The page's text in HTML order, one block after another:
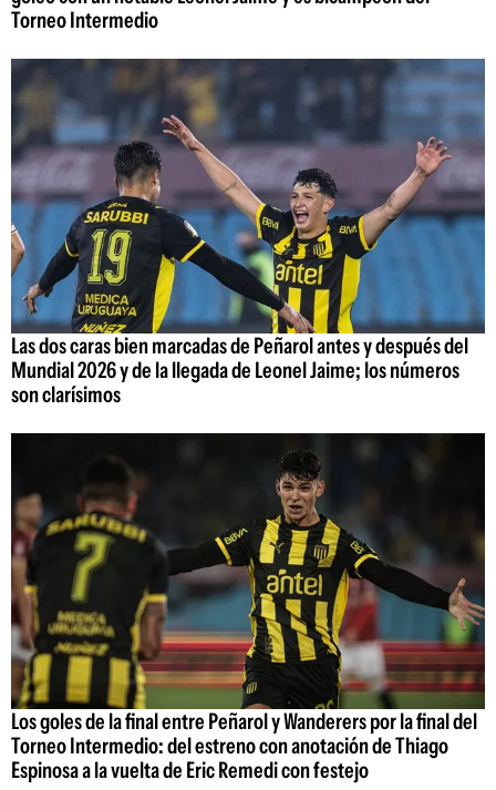
Torneo Intermedio
Las dos caras bien marcadas de Peñarol antes y después del
Mundial 2026 y de la llegada de Leonel Jaime; los números
son clarísimos
Los goles de la final entre Peñarol y Wanderers por la final del
Torneo Intermedio: del estreno con anotación de Thiago
Espinosa a la vuelta de Eric Remedi con festejo